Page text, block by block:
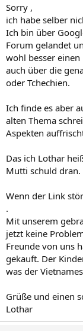
Sorry ,
ich habe selber
Ich bin über
Forum gelandet
wohl besser
auch über die
oder Tchechien.
Ich finde es aber
alten Thema
Aspekten
Das ich Lothar
Mutti schuld dran.
Wenn der Link
.
Mit unserem
jetzt keine
Freunde von uns
gekauft. Der
was der
Grüße und einen
Lothar